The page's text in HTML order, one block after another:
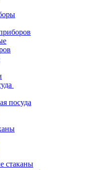
посуда
стаканы